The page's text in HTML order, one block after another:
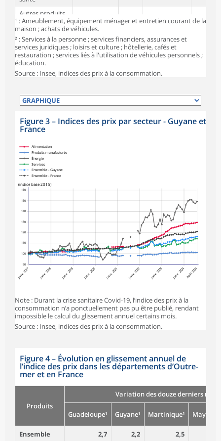
Autres produits
manufacturés¹
1 889 105,9 107,3 107,3
Énergie 962 138,5 147,5 149,1
dont Produits
pétroliers
530 122,2 128,3 130,8
Services 4 511 112,3 114,0
Loyers, eau et
ordures
Services de
santé
Services de
transports
Services de
communications
Ensemble
10 000 113,4 115,7 116,0
Ensemble hors
111,2 113,0 113,1
Ensemble hors
Tabac
9 924 112,8 115,1 115,3
¹ : Ameublement, équipement ménager et entretien courant de la
maison ; achats de véhicules.
² : Services à la personne ; services financiers, assurances et
services juridiques ; loisirs et culture ; hôtellerie, cafés et
restauration ; services liés à l'utilisation de véhicules personnels ;
éducation.
Source : Insee, indices des prix à la consommation.
Figure 3– Indices des prix par secteur - Guyane et
France
90
100
110
120
130
140
150
160
(indice base 2015)
janv. 2017 janv. 2018 janv. 2019 janv. 2020 janv. 2021 janv. 2022 janv. 2023 janv. 2024 août 2024
Alimentation
Produits manufacturés
Énergie
Services
Ensemble - Guyane
Ensemble - France
Note : Durant la crise sanitaire Covid-19, l’indice des prix à la
consommation n’a ponctuellement pas pu être publié, rendant
impossible le calcul du glissement annuel certains mois.
Source : Insee, indices des prix à la consommation.
Figure 4– Évolution en glissement annuel de
l’indice des prix dans les départements d’Outre-
mer et en France
Produits
Variation des douze derniers mois
Guadeloupe¹ Guyane¹ Martinique¹ Mayotte²
Ensemble 2,7 2,2 2,5